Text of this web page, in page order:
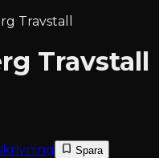
Travstall
Travstall
Spara